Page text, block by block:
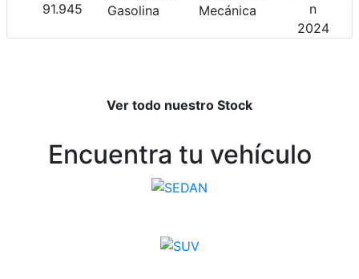
91.945
Gasolina
Mecánica
2024
Ver todo nuestro Stock
Encuentra tu vehículo